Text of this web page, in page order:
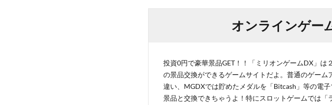
オンラインゲー
投資0円で豪華景品GET！！「ミリオンゲームDX」は
の景品交換ができるゲームサイトだよ。普通のゲーム
違い、MGDXでは貯めたメダルを「Bitcash」等の電
景品と交換できちゃうよ！特にスロットゲームでは「